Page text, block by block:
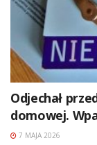
Odjechał
domowej.
7 MAJA 2026